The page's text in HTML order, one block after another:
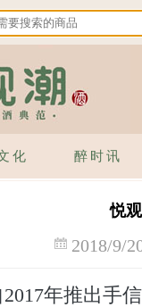
化 醉时讯
悦
2018/9/
年推出手